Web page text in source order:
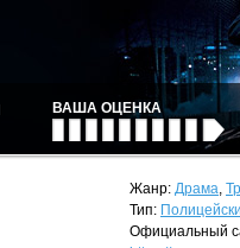
ВАША ОЦЕНКА
Жанр: Драма,
Тип:
Официальный